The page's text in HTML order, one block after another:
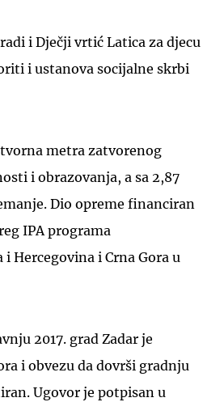
i Dječji vrtić Latica za djecu
i ustanova socijalne skrbi
metra zatvorenog
i obrazovanja, a sa 2,87
Dio opreme financiran
IPA programa
Hercegovina i Crna Gora u
2017. grad Zadar je
i obvezu da dovrši gradnju
Ugovor je potpisan u